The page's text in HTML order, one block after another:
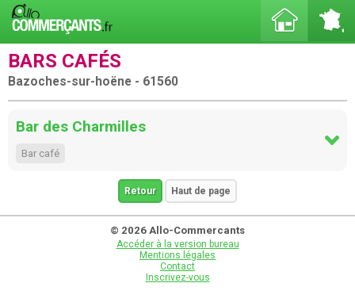
BARS CAFÉS
Bazoches-sur-hoëne - 61560
Bar des Charmilles
Bar café
Retour Haut de page
© 2026 Allo-Commercants
Accéder à la version bureau
Mentions légales
Contact
Inscrivez-vous